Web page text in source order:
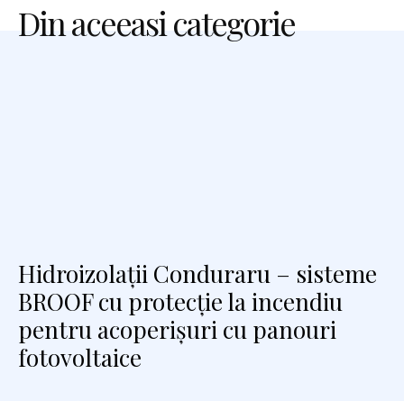
Din aceeasi categorie
Hidroizolații Conduraru – sisteme
BROOF cu protecție la incendiu
pentru acoperișuri cu panouri
fotovoltaice